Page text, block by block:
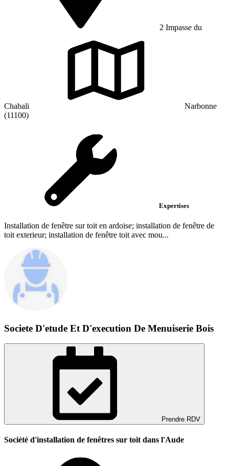
2 Impasse du
Chabali
Narbonne
(11100)
Expertises
Installation de fenêtre sur toit en ardoise; installation de fenêtre de
toit exterieur; installation de fenêtre toit avec mou...
Societe D'etude Et D'execution De Menuiserie Bois
Prendre RDV
Société d'installation de fenêtres sur toit dans l'Aude